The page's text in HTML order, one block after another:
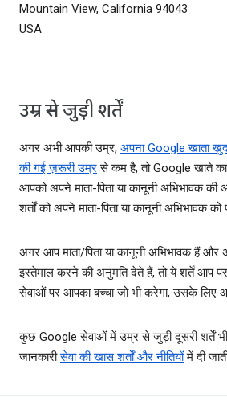
Mountain View, California 94043
USA
उम्र से जुड़ी शर्तें
अगर अभी आपकी उम्र, अपना Google खाता
की गई ज़रूरी उम्रसे कम है, तो Google खाते
आपको अपने माता-पिता या कानूनी अभिभावक की
शर्तों को अपने माता-पिता या कानूनी अभिभावक
अगर आप माता/पिता या कानूनी अभिभावक हैं
इस्तेमाल करने की अनुमति देते हैं, तो ये शर्तें आप पर
सेवाओं पर आपका बच्चा जो भी करेगा, उसके लिए
कुछ Google सेवाओं में उम्र से जुड़ी दूसरी शर्तें भी
जानकारीसेवा की खास शर्तों और नीतियोंमें दी